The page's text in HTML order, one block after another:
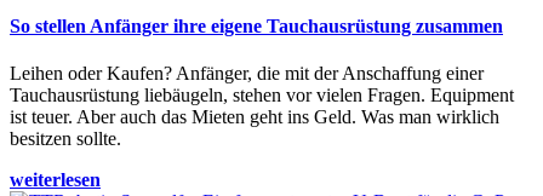
So stellen Anfänger ihre eigene Tauchausrüstung zusammen
Leihen oder Kaufen? Anfänger, die mit der Anschaffung einer
Tauchausrüstung liebäugeln, stehen vor vielen Fragen. Equipment
ist teuer. Aber auch das Mieten geht ins Geld. Was man wirklich
besitzen sollte.
weiterlesen